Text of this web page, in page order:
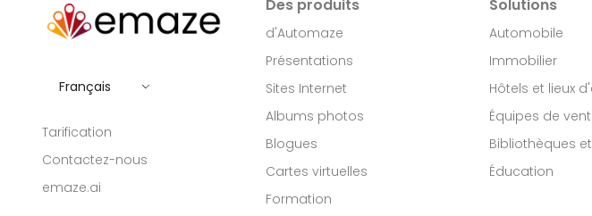
Français
Tarification
Contactez-nous
emaze.ai
Des produits
d'Automaze
Présentations
Sites Internet
Albums photos
Blogues
Cartes virtuelles
Formation
Solutions
Automobile
Immobilier​
Hôtels et lieux
Équipes de
Bibliothèques
Éducation